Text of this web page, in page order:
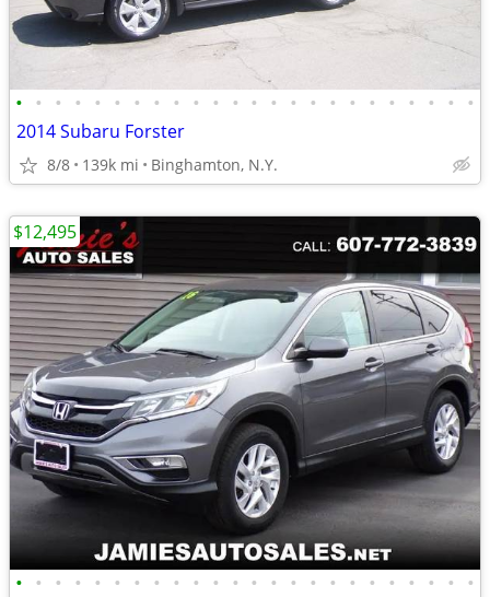
• • • • • • • • • • • • • • • • • • • • • • • •
2014 Subaru Forster
8/8 139k mi Binghamton, N.Y.
• • • • • • • • • • • • • • • • • • • • • • • •
$12,495